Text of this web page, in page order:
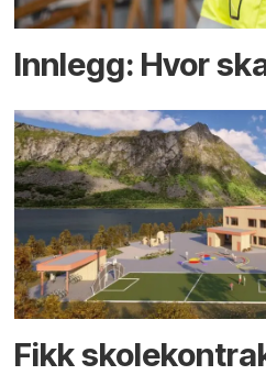
Innlegg: Hvor
Fikk